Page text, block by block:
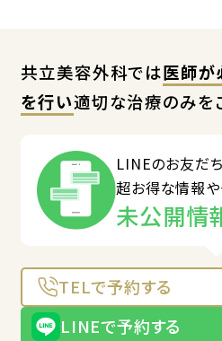
共立美容外科では医師が
を行い適切な治療のみを
LINEのお友だ
超お得な情報
未公開情
TELで予約する
LINEで予約する